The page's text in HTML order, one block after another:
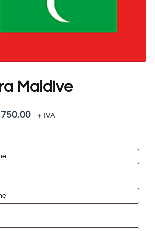
Maldive
750.00 + IVA